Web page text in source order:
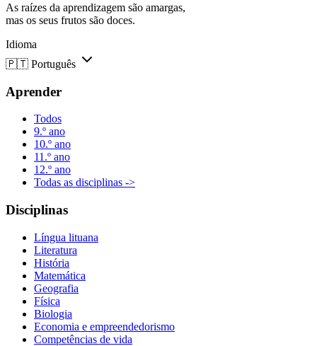
As raízes da aprendizagem são amargas,
mas os seus frutos são doces.
Idioma
🇵🇹 Português
Aprender
Todos
9.º ano
10.º ano
11.º ano
12.º ano
Todas as disciplinas ->
Disciplinas
Língua lituana
Literatura
História
Matemática
Geografia
Física
Biologia
Economia e empreendedorismo
Competências de vida